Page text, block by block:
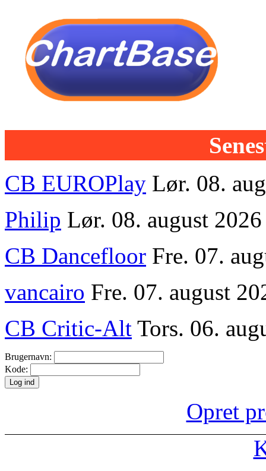
CB EUROPlay Lør. 08.
Philip Lør. 08. august
CB Dancefloor Fre. 07.
vancairo Fre. 07. august
CB Critic-Alt Tors. 06.
Brugernavn:
Kode:
Opret